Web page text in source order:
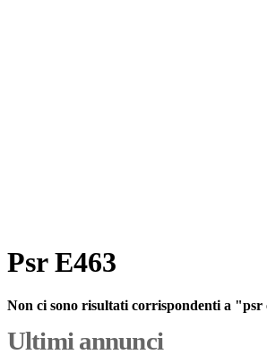
Psr E463
Non ci sono risultati corrispondenti a "psr
Ultimi annunci